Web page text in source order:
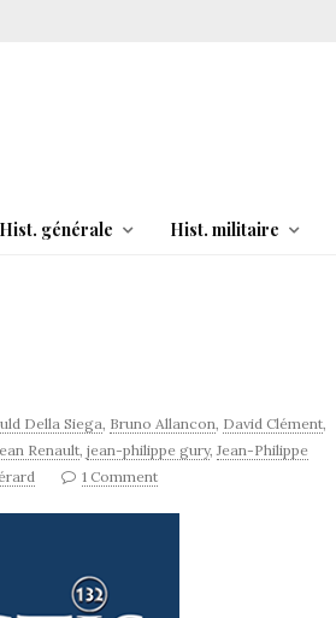
Hist. générale Hist. militaire
Della Siega, Bruno Allancon, David Clément,
Renault, jean-philippe gury,Jean-Philippe
1 Comment